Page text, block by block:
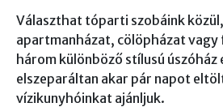
Választhat tóparti szobáink
apartmanházat, cölöpházat
három különböző stílusú úszóház
elszeparáltan akar pár napot
vízikunyhóinkat ajánljuk.